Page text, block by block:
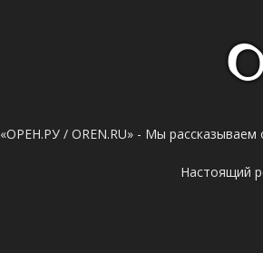
«ОРЕН.РУ / OREN.RU» - Мы рассказываем
Настоящий